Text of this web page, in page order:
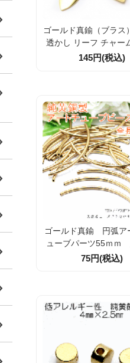
ゴールド真鍮（ブラス
透かし リーフ チャー
18×7ｍｍ 4個／20
145円(税込)
ゴールド真鍮 円弧
ューブパーツ55ｍｍ
ｍｍ 2個入／20個入
75円(税込)